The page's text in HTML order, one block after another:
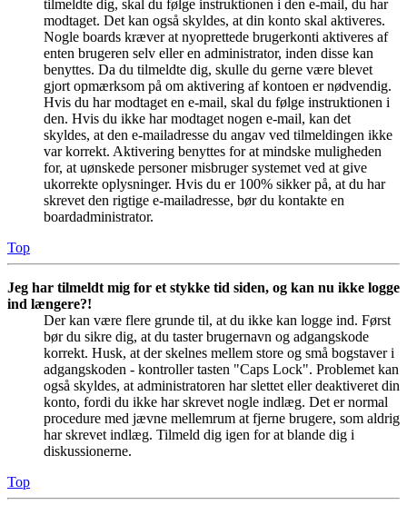
tilmeldte dig, skal du følge instruktionen i den e-mail, du har
modtaget. Det kan også skyldes, at din konto skal aktiveres.
Nogle boards kræver at nyoprettede brugerkonti aktiveres af
enten brugeren selv eller en administrator, inden disse kan
benyttes. Da du tilmeldte dig, skulle du gerne være blevet
gjort opmærksom på om aktivering af kontoen er nødvendig.
Hvis du har modtaget en e-mail, skal du følge instruktionen i
den. Hvis du ikke har modtaget nogen e-mail, kan det
skyldes, at den e-mailadresse du angav ved tilmeldingen ikke
var korrekt. Aktivering benyttes for at mindske muligheden
for, at uønskede personer misbruger systemet ved at give
ukorrekte oplysninger. Hvis du er 100% sikker på, at du har
skrevet den rigtige e-mailadresse, bør du kontakte en
boardadministrator.
Top
Jeg har tilmeldt mig for et stykke tid siden, og kan nu ikke logge
ind længere?!
Der kan være flere grunde til, at du ikke kan logge ind. Først
bør du sikre dig, at du taster brugernavn og adgangskode
korrekt. Husk, at der skelnes mellem store og små bogstaver i
adgangskoden - kontroller tasten "Caps Lock". Problemet kan
også skyldes, at administratoren har slettet eller deaktiveret din
konto, fordi du ikke har skrevet nogle indlæg. Det er normal
procedure med jævne mellemrum at fjerne brugere, som aldrig
har skrevet indlæg. Tilmeld dig igen for at blande dig i
diskussionerne.
Top